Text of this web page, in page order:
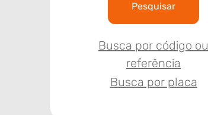
Pesquisar
Busca por código ou
referência
Busca por placa